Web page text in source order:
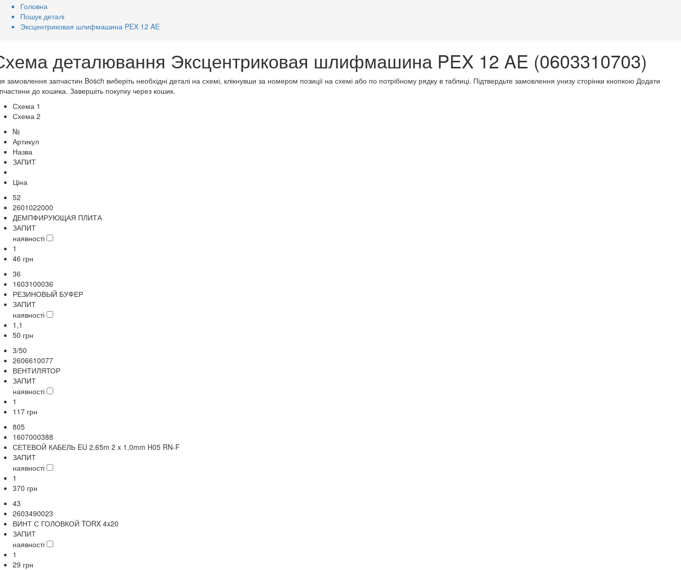
Головна
Пошук деталі
Эксцентриковая шлифмашина PEX 12 AE
деталювання Эксцентриковая шлифмашина PEX 12 AE (0603310703)
замовлення запчастин Bosch виберіть необхідні деталі на схемі, клікнувши за номером позиції на схемі або по потрібному рядку в таблиці. Підтвердьте замовлення унизу сторінки кнопкою Додати
до кошика. Завершіть покупку через кошик.
Схема 1
Схема 2
№
Артикул
Назва
ЗАПИТ
Ціна
52
2601022000
ДЕМПФИРУЮЩАЯ ПЛИТА
ЗАПИТ
наявності
1
46 грн
36
1603100036
РЕЗИНОВЫЙ БУФЕР
ЗАПИТ
наявності
1,1
50 грн
3/50
2606610077
ВЕНТИЛЯТОР
ЗАПИТ
наявності
1
117 грн
805
1607000388
СЕТЕВОЙ КАБЕЛЬ EU 2,65m 2 x 1,0mm H05 RN-F
ЗАПИТ
наявності
1
370 грн
43
2603490023
ВИНТ С ГОЛОВКОЙ TORX 4x20
ЗАПИТ
наявності
1
29 грн